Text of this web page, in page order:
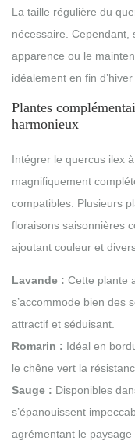
La taille régulière du
nécessaire. Cependant,
apparence ou le
idéalement en fin
Plantes
harmonieux
Intégrer le quercus ilex
magnifiquement
compatibles. Plusieurs
floraisons saisonnières
ajoutant couleur et
Lavande : Cette plante
s’accommode bien des
attractif et séduisant.
Romarin : Idéal en
le chêne vert la
Sauge : Disponibles
s’épanouissent
agrémentant le